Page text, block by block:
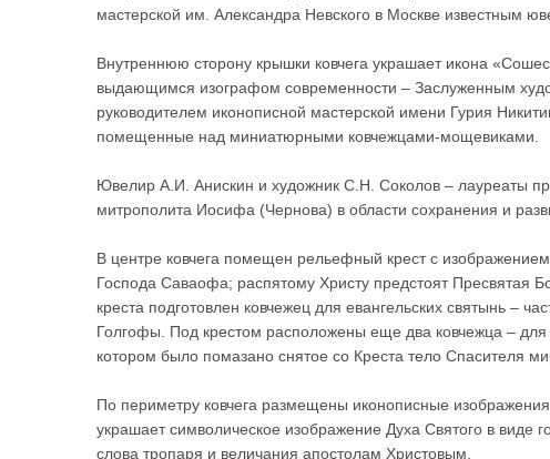
мастерской им. Александра Невского в Москве известным
Внутреннюю сторону крышки ковчега украшает икона
выдающимся изографом современности – Заслуженным
руководителем иконописной мастерской имени Гурия
помещенные над миниатюрными ковчежцами-мощевиками.
Ювелир А.И. Анискин и художник С.Н. Соколов – лауреаты
митрополита Иосифа (Чернова) в области сохранения и
В центре ковчега помещен рельефный крест с
Господа Саваофа; распятому Христу предстоят Пресвятая
креста подготовлен ковчежец для евангельских святынь –
Голгофы. Под крестом расположены еще два ковчежца – для
котором было помазано снятое со Креста тело Спасителя
По периметру ковчега размещены иконописные
украшает символическое изображение Духа Святого в виде
слова тропаря и величания апостолам Христовым.